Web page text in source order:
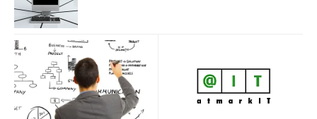
ので、その意味においては有効な手段といえよう。
月夜にちょうちんは不要である
先の内部品質監査は、まだ続いているようだ。もう少しのぞい
てみることにしよう。